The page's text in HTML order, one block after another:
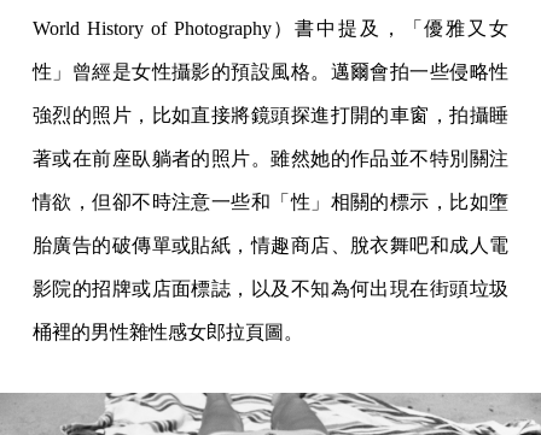
World History of Photography）書中提及，「優雅又女
性」曾經是女性攝影的預設風格。邁爾會拍一些侵略性
強烈的照片，比如直接將鏡頭探進打開的車窗，拍攝睡
著或在前座臥躺者的照片。雖然她的作品並不特別關注
情欲，但卻不時注意一些和「性」相關的標示，比如墮
胎廣告的破傳單或貼紙，情趣商店、脫衣舞吧和成人電
影院的招牌或店面標誌，以及不知為何出現在街頭垃圾
桶裡的男性雜性感女郎拉頁圖。